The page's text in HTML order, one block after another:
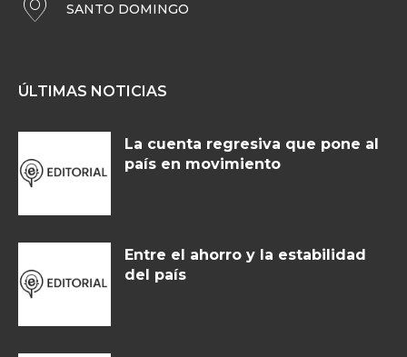
SANTO DOMINGO
ÚLTIMAS NOTICIAS
La cuenta regresiva que pone al
país en movimiento
Entre el ahorro y la estabilidad
del país